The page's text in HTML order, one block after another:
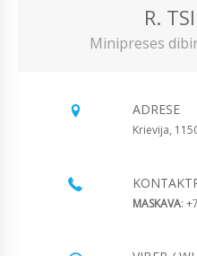
R.
Minipreses
ADRESE
Krievija,
MASKAVA: